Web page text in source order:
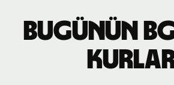
Bugünün